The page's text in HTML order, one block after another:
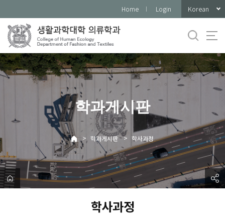
로
메
뉴
Home Login Korean
학과게시판
> 학과게시판 > 학사과정
학사과정